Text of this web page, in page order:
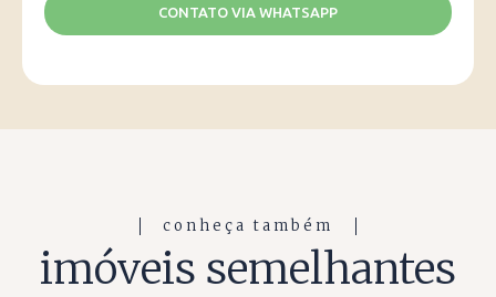
CONTATO VIA WHATSAPP
conheça também
imóveis semelhantes